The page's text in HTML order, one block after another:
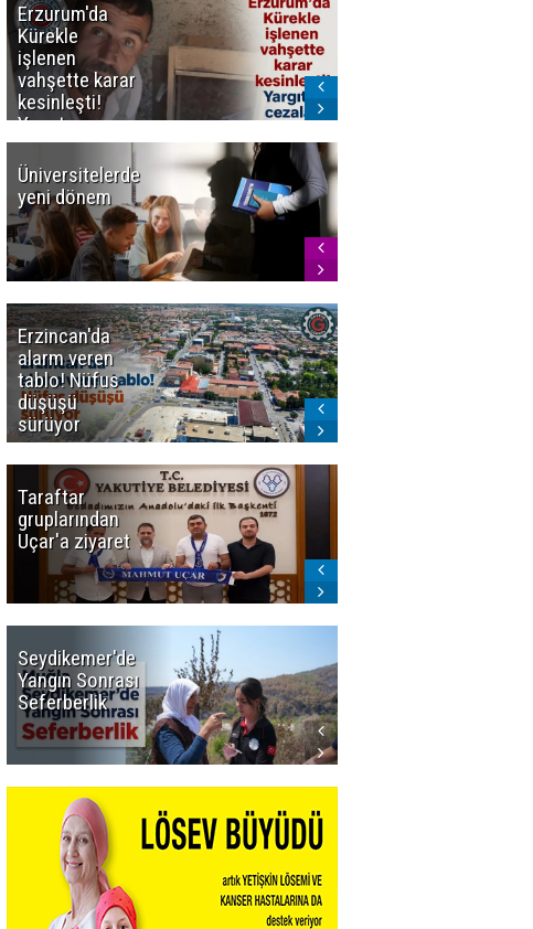
Erzurum'da
Kürekle
işlenen
vahşette karar
kesinleşti!
Yargıtay
cezaları onadı
Üniversitelerde
yeni dönem
Erzincan'da
alarm veren
tablo! Nüfus
düşüşü
sürüyor
Taraftar
gruplarından
Uçar'a ziyaret
Seydikemer'de
Yangın Sonrası
Seferberlik